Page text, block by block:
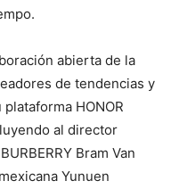
abierta de la
de tendencias y
HONOR
al director
Bram Van
Yunuen